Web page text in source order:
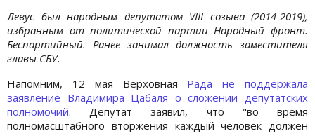
Левус был народным депутатом VIII созыва (2014-2019),
избранным от политической партии Народный фронт.
Беспартийный. Ранее занимал должность заместителя
главы СБУ.
Напомним, 12 мая Верховная Рада не поддержала
заявление Владимира Цабаля о сложении депутатских
полномочий. Депутат заявил, что "во время
полномасштабного вторжения каждый человек должен